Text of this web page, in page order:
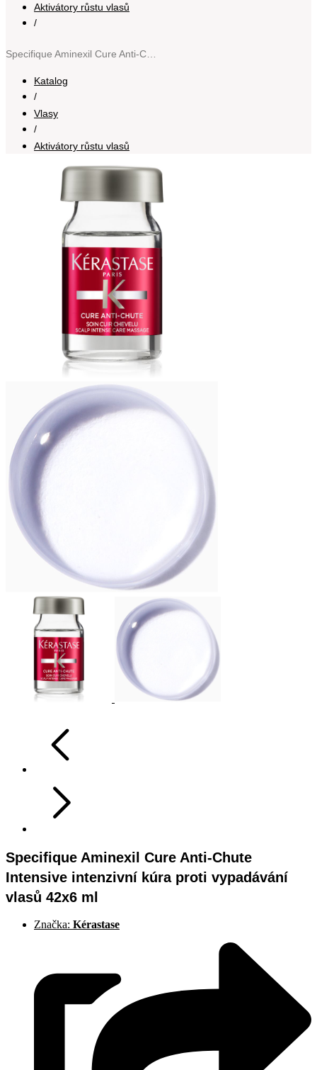
Aktivátory růstu vlasů
/
Katalog
/
Vlasy
/
Aktivátory růstu vlasů
Specifique Aminexil Cure Anti-Chute
Intensive intenzivní kúra proti vypadávání
vlasů 42x6 ml
Značka: Kérastase